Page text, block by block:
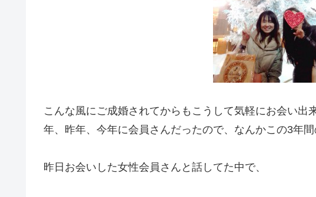
こんな風にご成婚されてからもこうして気軽にお会い出
年、昨年、今年に会員さんだったので、なんかこの3年
昨日お会いした女性会員さんと話してた中で、